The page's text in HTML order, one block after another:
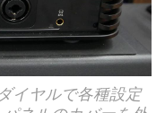
イヤルで各種設定